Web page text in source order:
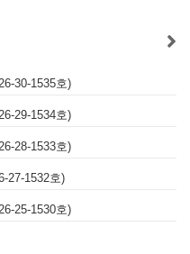
30-1535호)
29-1534호)
28-1533호)
27-1532호)
25-1530호)